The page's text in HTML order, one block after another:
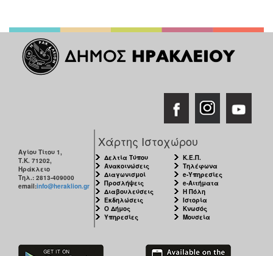
Αγίου Τίτου 1,
Τ.Κ. 71202,
Ηράκλειο
Τηλ.: 2813-409000
email:info@heraklion.gr
Χάρτης Ιστοχώρου
Δελτία Τύπου
Ανακοινώσεις
Διαγωνισμοί
Προσλήψεις
Διαβουλεύσεις
Εκδηλώσεις
Ο Δήμος
Υπηρεσίες
Κ.Ε.Π.
Τηλέφωνα
e-Υπηρεσίες
e-Αιτήματα
Η Πόλη
Ιστορία
Κνωσός
Μουσεία